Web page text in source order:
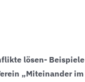
lösen- Beispiele
„Miteinander im